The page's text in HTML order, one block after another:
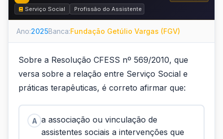
Serviço Social
Profissão do Assistente Social e o Código de Ética
Ano:2025Banca:Fundação Getúlio Vargas (FGV)
Sobre a Resolução CFESS nº 569/2010, que
versa sobre a relação entre Serviço Social e
práticas terapêuticas, é correto afirmar que:
A a associação ou vinculação de
assistentes sociais a intervenções que